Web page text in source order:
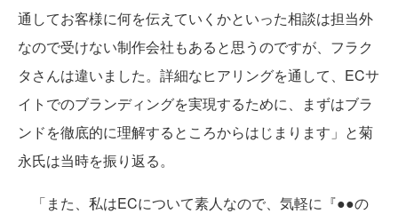
通してお客様に何を伝えていくかといった相談は担当外
なので受けない制作会社もあると思うのですが、フラク
タさんは違いました。詳細なヒアリングを通して、ECサ
イトでのブランディングを実現するために、まずはブラ
ンドを徹底的に理解するところからはじまります」と菊
永氏は当時を振り返る。
「また、私はECについて素人なので、気軽に『●●の